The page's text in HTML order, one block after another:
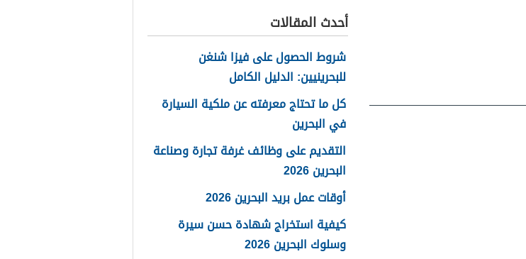
أحدث المقالات
شروط الحصول على فيزا شنغن
للبحرينيين: الدليل الكامل
كل ما تحتاج معرفته عن ملكية السيارة
في البحرين
التقديم على وظائف غرفة تجارة وصناعة
البحرين 2026
أوقات عمل بريد البحرين 2026
كيفية استخراج شهادة حسن سيرة
وسلوك البحرين 2026